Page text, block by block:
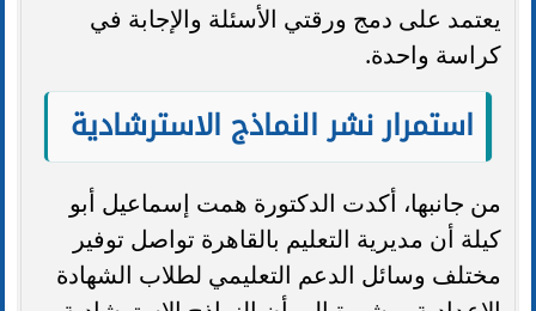
يعتمد على دمج ورقتي الأسئلة والإجابة في
كراسة واحدة.
استمرار نشر النماذج الاسترشادية
من جانبها، أكدت الدكتورة همت إسماعيل أبو
كيلة أن مديرية التعليم بالقاهرة تواصل توفير
مختلف وسائل الدعم التعليمي لطلاب الشهادة